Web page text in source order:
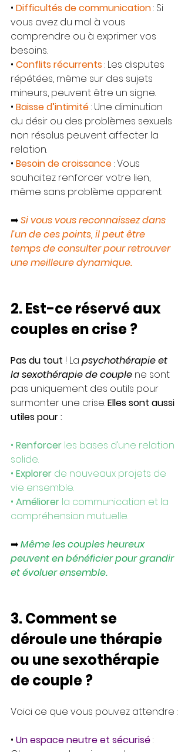
• Difficultés de communication : Si
vous avez du mal à vous
comprendre ou à exprimer vos
besoins.
• Conflits récurrents : Les disputes
répétées, même sur des sujets
mineurs, peuvent être un signe.
• Baisse d’intimité : Une diminution
du désir ou des problèmes sexuels
non résolus peuvent affecter la
relation.
• Besoin de croissance : Vous
souhaitez renforcer votre lien,
même sans problème apparent.
➡ Si vous vous reconnaissez dans
l’un de ces points, il peut être
temps de consulter pour retrouver
une meilleure dynamique.
2. Est-ce réservé aux
couples en crise ?
Pas du tout ! La psychothérapie et
la sexothérapie de couple ne sont
pas uniquement des outils pour
surmonter une crise. Elles sont aussi
utiles pour :
• Renforcer les bases d’une relation
solide.
• Explorer de nouveaux projets de
vie ensemble.
• Améliorer la communication et la
compréhension mutuelle.
➡ Même les couples heureux
peuvent en bénéficier pour grandir
et évoluer ensemble.
3. Comment se
déroule une thérapie
ou une sexothérapie
de couple ?
Voici ce que vous pouvez attendre :
• Un espace neutre et sécurisé :